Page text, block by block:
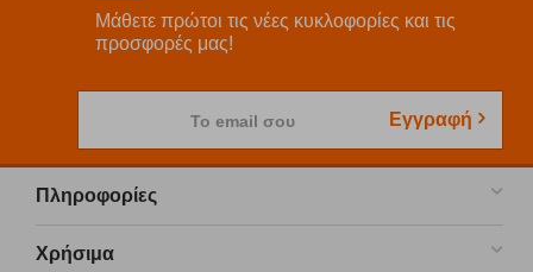
Μάθετε πρώτοι τις νέες κυκλοφορίες και τις
προσφορές μας!
Το email σου Εγγραφή
Πληροφορίες
Χρήσιμα